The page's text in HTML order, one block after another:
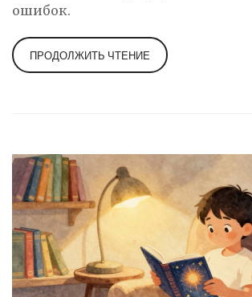
ошибок.
ПРОДОЛЖИТЬ ЧТЕНИЕ